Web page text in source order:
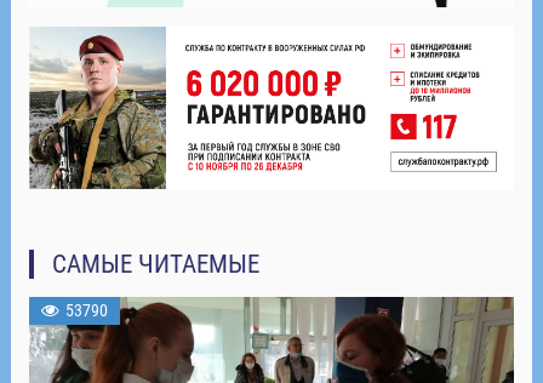
САМЫЕ ЧИТАЕМЫЕ
53790